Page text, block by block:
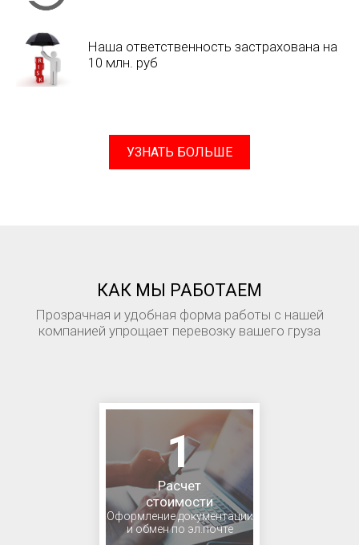
Наша ответственность застрахована на
10 млн. руб
УЗНАТЬ БОЛЬШЕ
КАК МЫ РАБОТАЕМ
Прозрачная и удобная форма работы с нашей
компанией упрощает перевозку вашего груза
1
Расчет
стоимости
Оформление документации
и обмен по эл.почте